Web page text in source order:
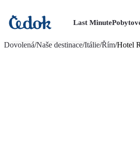
Last Minute
Dovolená/Naše destinace/Itálie/Řím/Hotel